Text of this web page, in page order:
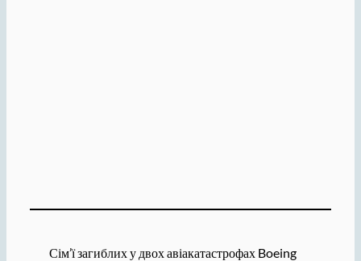
Сім’ї загиблих у двох авіакатастрофах Boeing